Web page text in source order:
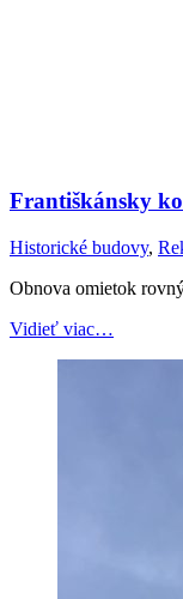
Františkánsky
Historické budovy,
Obnova omietok
Vidieť viac…